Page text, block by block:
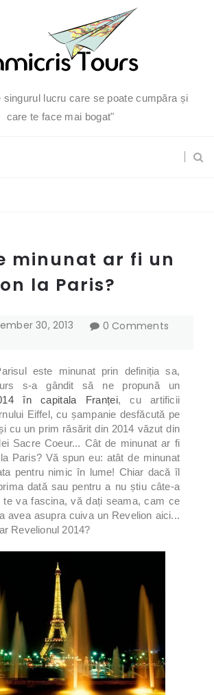
singurul lucru care se poate cumpăra și
care te face mai bogat"
minunat ar fi un
la Paris?
30,2013 0 Comments
este minunat prin definiția sa,
s-a gândit să ne propună un
în capitala Franței, cu artificii
Eiffel, cu șampanie desfăcută pe
cu un prim răsărit din 2014 văzut din
Sacre Coeur... Cât de minunat ar fi
Paris? Vă spun eu: atât de minunat
pentru nimic în lume! Chiar dacă îl
dată sau pentru a nu știu câte-a
te va fascina, vă dați seama, cam ce
avea asupra cuiva un Revelion aici...
Revelionul 2014?